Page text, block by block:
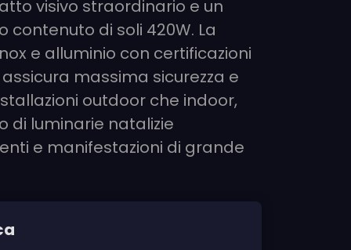
visivo straordinario e un
di soli 420W. La
e alluminio con certificazioni
assicura massima sicurezza e
outdoor che indoor,
di luminarie natalizie
e manifestazioni di grande